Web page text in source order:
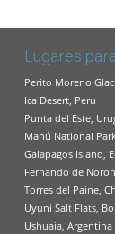
Lugares
Perito Moreno
Ica Desert, Peru
Punta del Este,
Manú National
Galapagos Island,
Fernando de
Torres del Paine,
Uyuni Salt Flats,
Ushuaia, Argentina